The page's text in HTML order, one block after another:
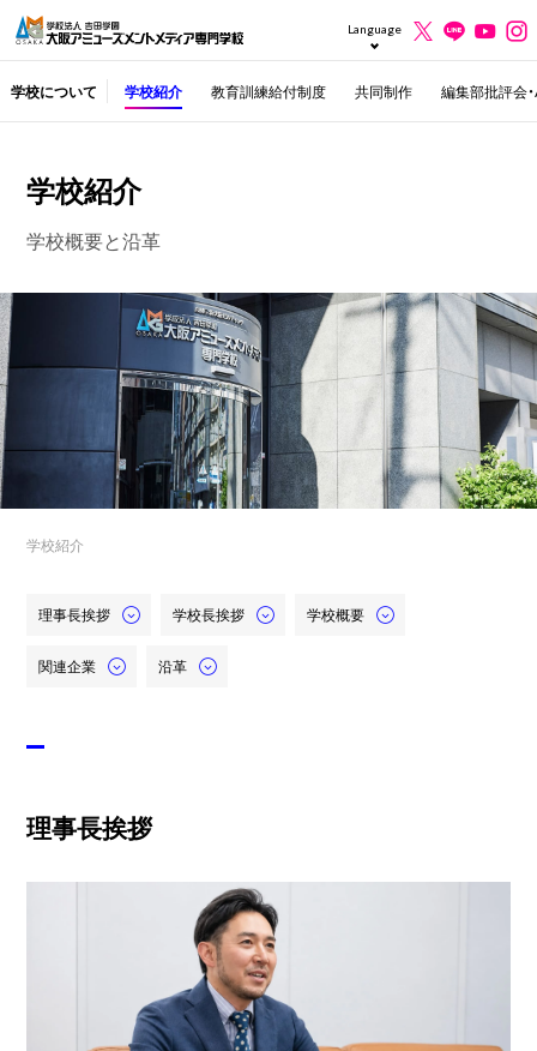
Language
学校について
選ばれる理由 学校紹介 教育訓練給付制度 共同制作 編集部批評会
学校紹介
学校概要と沿革
学校紹介
理事長挨拶 学校長挨拶 学校概要
関連企業 沿革
理事長挨拶